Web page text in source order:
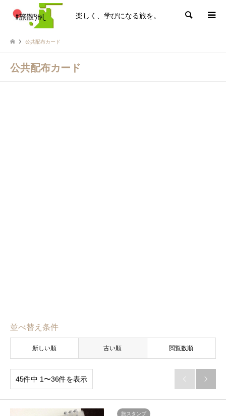
楽しく、学びになる旅を。 検索
公共配布カード
公共配布カード
並べ替え条件
新しい順 古い順 閲覧数順
45件中 1〜36件を表示  
旅スタンプ